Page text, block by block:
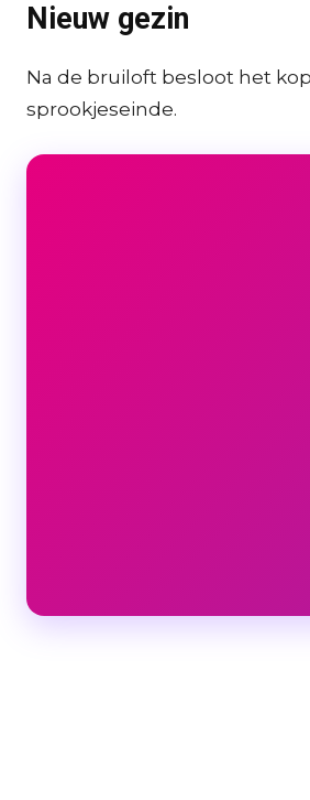
Nieuw gezin
Na de bruiloft besloot het
sprookjeseinde.